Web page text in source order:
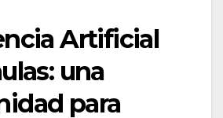
Artificial
una
para